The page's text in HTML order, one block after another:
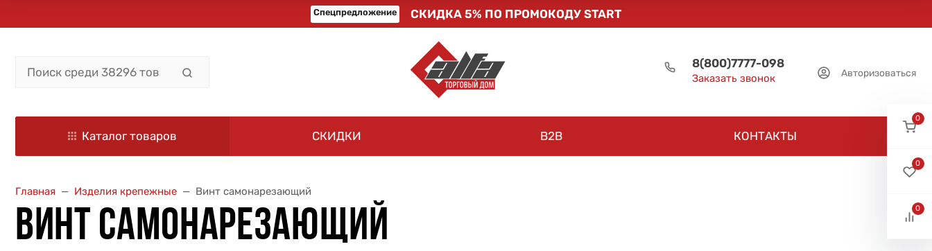
Спецпредложение СКИДКА 5% ПО ПРОМОКОДУ START
8(800)7777-098
Заказать звонок Авторизоваться
Каталог товаров СКИДКИ B2B КОНТАКТЫ
Главная Изделия крепежные Винт самонарезающий
ВИНТ САМОНАРЕЗАЮЩИЙ
0
0
0